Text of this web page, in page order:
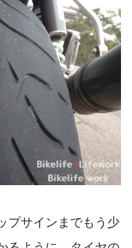
プサインまでもう少